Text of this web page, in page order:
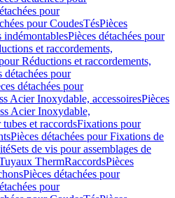
pour
pour CoudesTésPièces
indémontablesPièces détachées pour
et raccordements,
Réductions et raccordements,
détachées pour
détachées pour
Acier Inoxydable, accessoiresPièces
Acier Inoxydable,
et raccordsFixations pour
Pièces détachées pour Fixations de
Sets de vis pour assemblages de
ThermRaccordsPièces
Pièces détachées pour
pour